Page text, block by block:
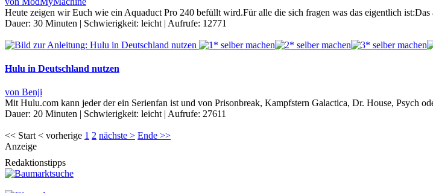
Heute zeigen wir Euch wie ein Aquaduct Pro 240 befüllt wird.Für alle die sich fragen was das eigentlich
Dauer: 30 Minuten | Schwierigkeit: leicht | Aufrufe: 12771
Hulu in Deutschland nutzen
von Benji
Mit Hulu.com kann jeder der ein Serienfan ist und von Prisonbreak, Kampfstern Galactica, Dr. House, Psych
Dauer: 20 Minuten | Schwierigkeit: leicht | Aufrufe: 27611
<< Start < vorherige 1 2 nächste > Ende >>
Anzeige
Redaktionstipps